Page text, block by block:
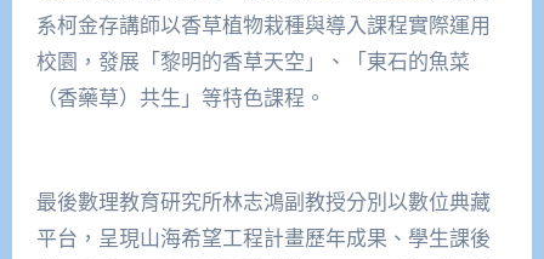
系柯金存講師以香草植物栽種與導入課程實際運用
校園，發展「黎明的香草天空」、「東石的魚菜
（香藥草）共生」等特色課程。
最後數理教育研究所林志鴻副教授分別以數位典藏
平台，呈現山海希望工程計畫歷年成果、學生課後